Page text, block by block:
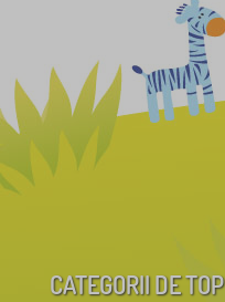
CATEGORII DE TOP